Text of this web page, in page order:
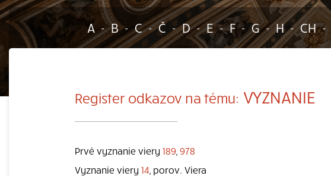
A - B - C - Č - D - E - F - G - H - CH -
Register odkazov na tému: VYZNANIE
Prvé vyznanie viery 189 978
Vyznanie viery 14 , porov. Viera